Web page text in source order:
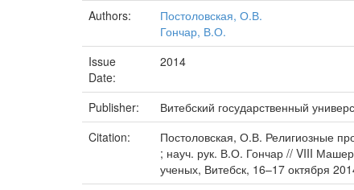
Authors:
Постоловская, О.В.
Гончар, В.О.
Issue
Date:
2014
Publisher:
Витебский государственный
Citation:
Постоловская, О.В. Религиозные
; науч. рук. В.О. Гончар // VIII
ученых, Витебск, 16–17 октября